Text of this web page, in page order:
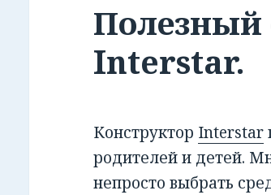
Полезный
Interstar.
Конструктор Interstar
родителей и детей.
непросто выбрать